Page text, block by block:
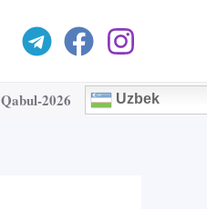
Qabul-2026 Uzbek